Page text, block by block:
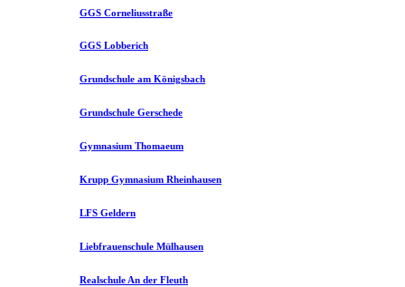
GGS Corneliusstraße
GGS Lobberich
Grundschule am Königsbach
Grundschule Gerschede
Gymnasium Thomaeum
Krupp Gymnasium Rheinhausen
LFS Geldern
Liebfrauenschule Mülhausen​
Realschule An der Fleuth